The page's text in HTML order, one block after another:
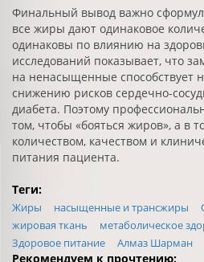
Финальный вывод важно
все жиры дают одинаковое
одинаковы по влиянию на
исследований показывает, что
на ненасыщенные способствует
снижению рисков сердечно-
диабета. Поэтому
том, чтобы «бояться жиров», а в
количеством, качеством и
питания пациента.
Теги:
Жиры насыщенные и трансжиры
жировая ткань
метаболическое
Здоровое питание
Алмаз Шарман
Рекомендуем к прочтению: